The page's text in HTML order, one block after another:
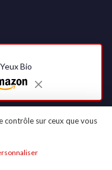
Bio
contrôle sur ceux que vous